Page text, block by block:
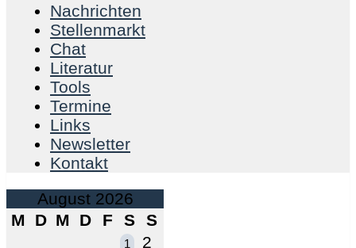
Nachrichten
Stellenmarkt
Chat
Literatur
Tools
Termine
Links
Newsletter
Kontakt
August 2026
M
D M D F S S
1 2